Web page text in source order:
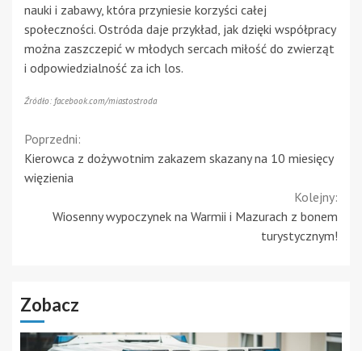
nauki i zabawy, która przyniesie korzyści całej
społeczności. Ostróda daje przykład, jak dzięki współpracy
można zaszczepić w młodych sercach miłość do zwierząt
i odpowiedzialność za ich los.
Źródło: facebook.com/miastostroda
Continue
Reading
Poprzedni:
Kierowca z dożywotnim zakazem skazany na 10 miesięcy
więzienia
Kolejny:
Wiosenny wypoczynek na Warmii i Mazurach z bonem
turystycznym!
Zobacz